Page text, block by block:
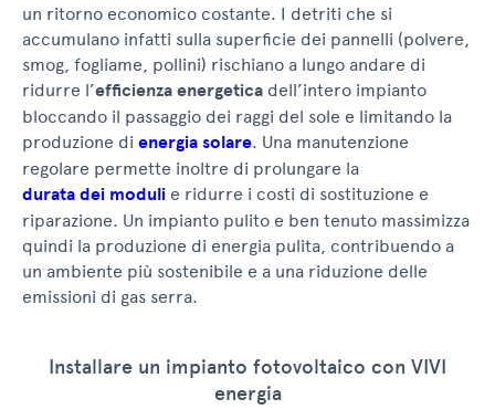
un ritorno economico costante. I detriti che si
accumulano infatti sulla superficie dei pannelli (polvere,
smog, fogliame, pollini) rischiano a lungo andare di
ridurre l’efficienza energetica dell’intero impianto
bloccando il passaggio dei raggi del sole e limitando la
produzione di energia solare. Una manutenzione
regolare permette inoltre di prolungare la
durata dei moduli e ridurre i costi di sostituzione e
riparazione. Un impianto pulito e ben tenuto massimizza
quindi la produzione di energia pulita, contribuendo a
un ambiente più sostenibile e a una riduzione delle
emissioni di gas serra.
Installare un impianto fotovoltaico con VIVI
energia